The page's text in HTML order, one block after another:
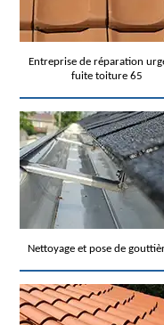
Entreprise de réparation
fuite toiture 65
Nettoyage et pose de